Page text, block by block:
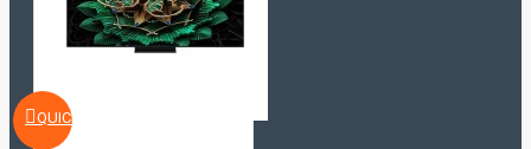
QUICKVIEW